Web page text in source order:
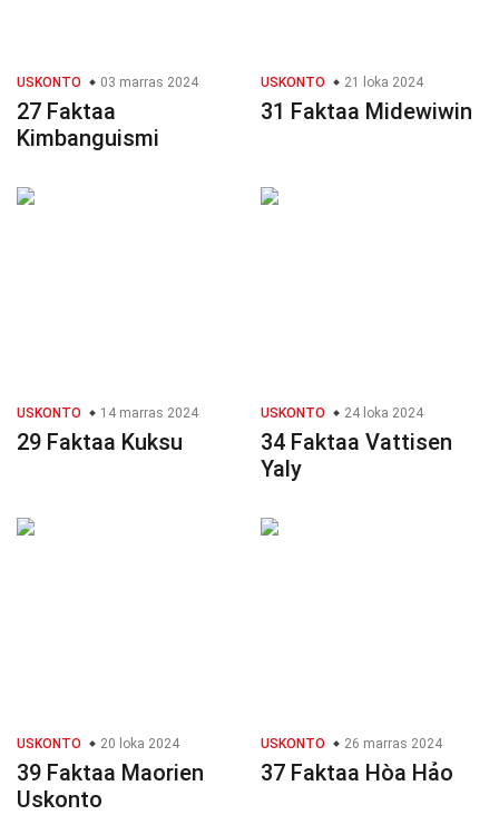
USKONTO 03 marras 2024
27 Faktaa
Kimbanguismi
USKONTO 21 loka 2024
31 Faktaa Midewiwin
USKONTO 14 marras 2024
29 Faktaa Kuksu
USKONTO 24 loka 2024
34 Faktaa Vattisen
Yaly
USKONTO 20 loka 2024
39 Faktaa Maorien
Uskonto
USKONTO 26 marras 2024
37 Faktaa Hòa Hảo